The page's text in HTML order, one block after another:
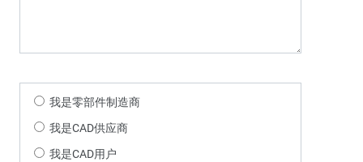
我是零部件制造商
我是CAD供应商
我是CAD用户